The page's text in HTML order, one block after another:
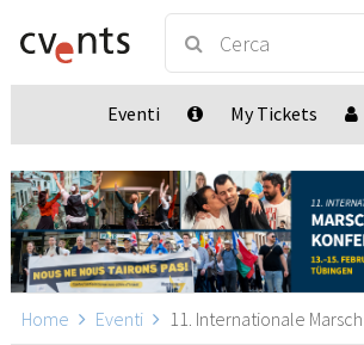
Eventi My Tickets
Home Eventi 11. Internationale Marsch des